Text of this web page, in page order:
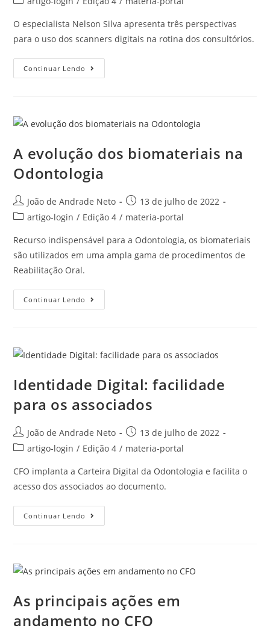
O especialista Nelson Silva apresenta três perspectivas
para o uso dos scanners digitais na rotina dos consultórios.
Continuar Lendo
A evolução dos biomateriais na
Odontologia
João de Andrade Neto
13 de julho de 2022
artigo-login / Edição 4 / materia-portal
Recurso indispensável para a Odontologia, os biomateriais
são utilizados em uma ampla gama de procedimentos de
Reabilitação Oral.
Continuar Lendo
Identidade Digital: facilidade
para os associados
João de Andrade Neto
13 de julho de 2022
artigo-login / Edição 4 / materia-portal
CFO implanta a Carteira Digital da Odontologia e facilita o
acesso dos associados ao documento.
Continuar Lendo
As principais ações em
andamento no CFO